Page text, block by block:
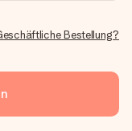
Bestellung?